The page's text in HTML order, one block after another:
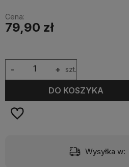
Cena:
79,90 zł
+
- szt.
DO KOSZYKA
Wysyłka w: